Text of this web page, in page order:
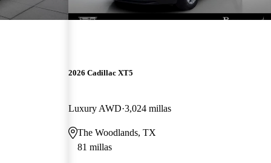
2026 Cadillac XT5
Luxury AWD 3,024 millas
The Woodlands, TX
81 millas